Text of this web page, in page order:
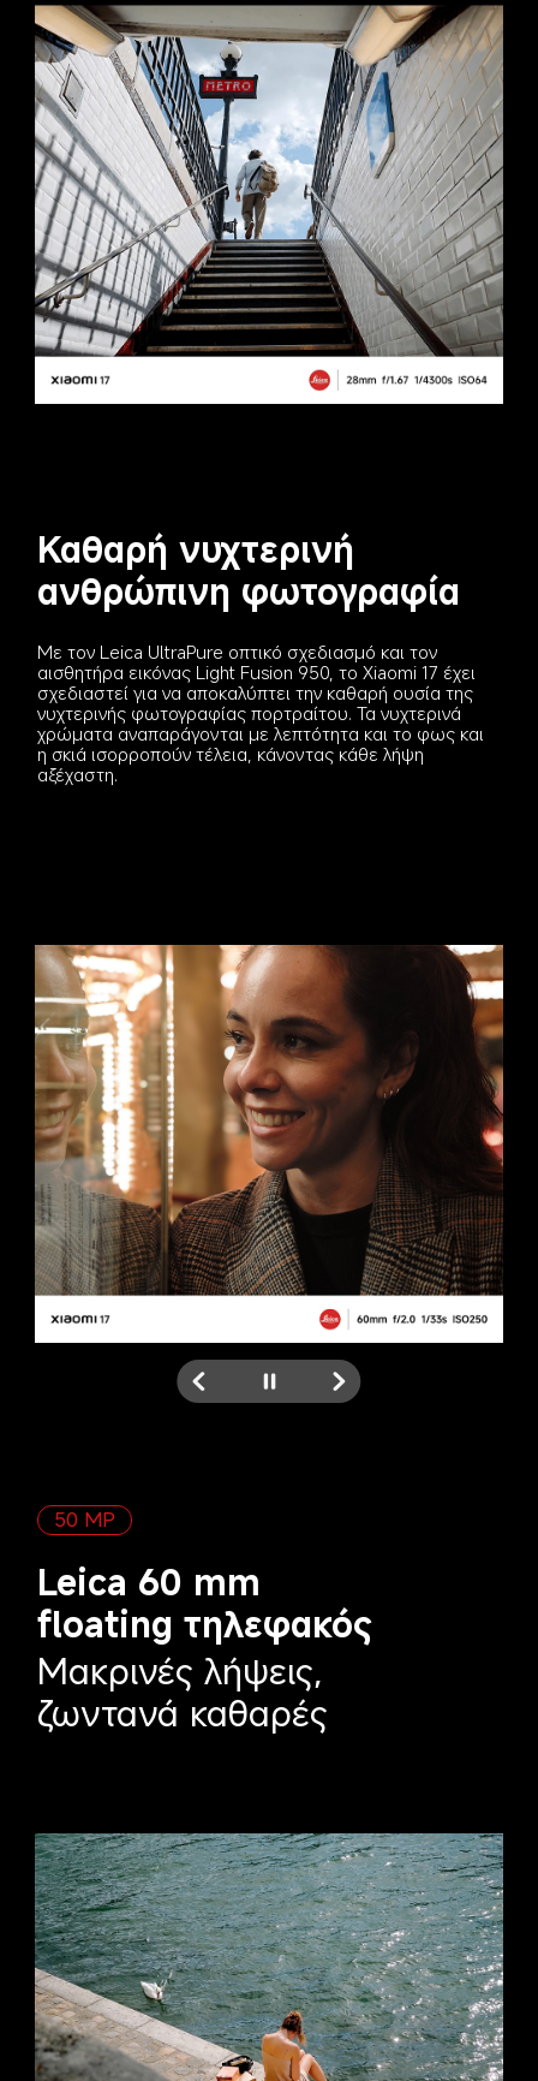
Καθαρή νυχτερινή
ανθρώπινη φωτογραφία
Με τον Leica UltraPure οπτικό σχεδιασμό και τον
αισθητήρα εικόνας Light Fusion 950, το Xiaomi 17 έχει
σχεδιαστεί για να αποκαλύπτει την καθαρή ουσία της
νυχτερινής φωτογραφίας πορτραίτου. Τα νυχτερινά
χρώματα αναπαράγονται με λεπτότητα και το φως και
η σκιά ισορροπούν τέλεια, κάνοντας κάθε λήψη
αξέχαστη.
50 MP
Leica 60 mm
floating τηλεφακός
Μακρινές λήψεις,
ζωντανά καθαρές